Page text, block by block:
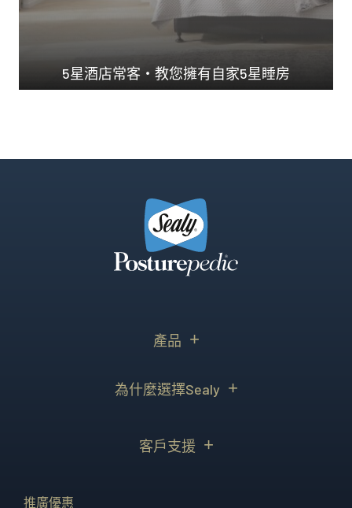
5星酒店常客・教您擁有自家5星睡房
產品
為什麼選擇Sealy
客戶支援
推廣優惠